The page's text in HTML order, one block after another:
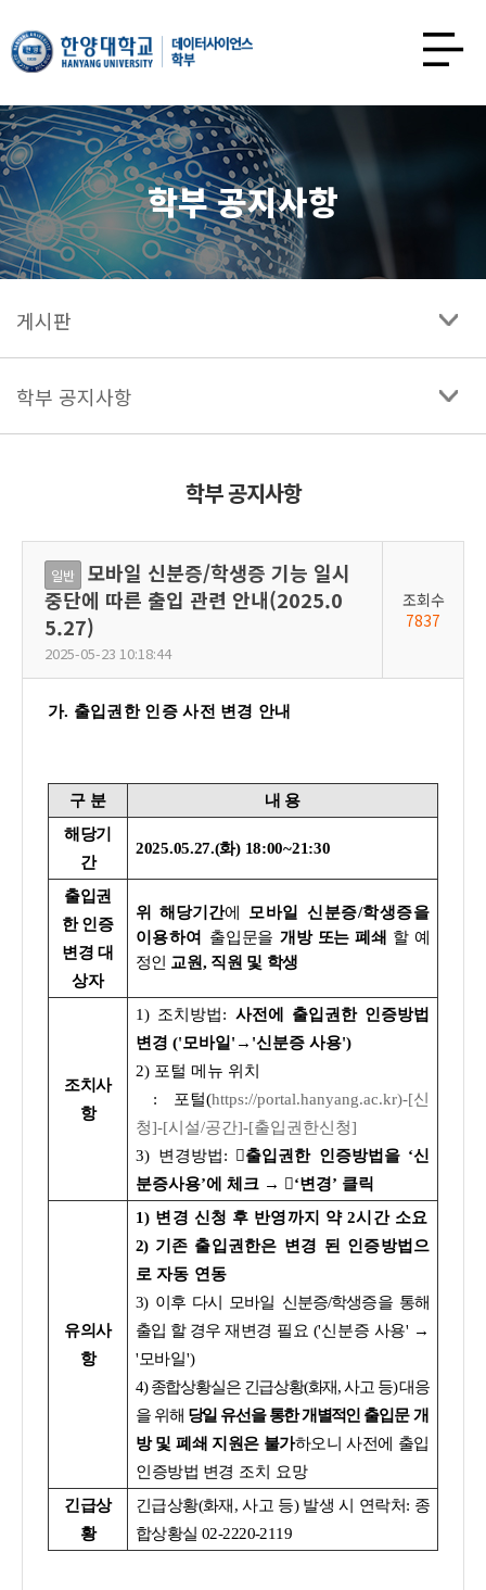
한양대학교
데이터사이언스학과
열기
학부 공지사항
게시판
학부 공지사항
학부 공지사항
일반
모바일 신분증/학생증 기능 일시
중단에 따른 출입 관련 안내(2025.0
5.27)
2025-05-23 10:18:44
조회수
7837
가. 출입권한 인증 사전 변경 안내
구 분
내 용
해당기
간
2025.05.27.(화) 18:00~21:30
출입권
한 인증
변경 대
상자
위해당기간에
모바일 신분증/학생증을
이용하여
출입문을개방 또는 폐쇄 할 예
정인
교원, 직원 및 학생
조치사
항
1) 조치방법: 사전에 출입권한 인증방법
변경 ('모바일'→'신분증 사용')
2) 포털 메뉴 위치
: 포털(https://portal.hanyang.ac.kr)-[신
청]-[시설/공간]-[출입권한신청]
3) 변경방법:
출입권한 인증방법을 ‘신
분증사용’에 체크 → ‘변경’ 클릭
유의사
항
1) 변경 신청 후 반영까지 약 2시간 소요
2) 기존 출입권한은 변경 된 인증방법으
로 자동 연동
3) 이후 다시 모바일 신분증/학생증을 통해
출입 할 경우재변경 필요 ('신분증 사용' →
'모바일')
4) 종합상황실은 긴급상황(화재, 사고 등) 대응
을 위해 당일 유선을 통한개별적인 출입문 개
방 및 폐쇄 지원은 불가하오니 사전에 출입
인증방법 변경 조치 요망
긴급상
황
긴급상황(화재, 사고 등) 발생 시 연락처: 종
합상황실 02-2220-2119